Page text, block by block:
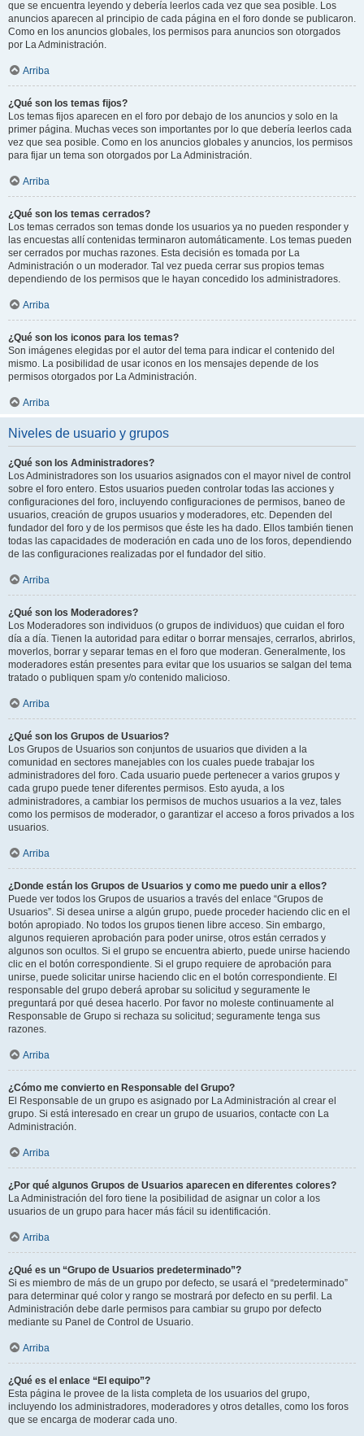
que se encuentra leyendo y debería leerlos cada vez que sea posible. Los
anuncios aparecen al principio de cada página en el foro donde se publicaron.
Como en los anuncios globales, los permisos para anuncios son otorgados
por La Administración.
Arriba
¿Qué son los temas fijos?
Los temas fijos aparecen en el foro por debajo de los anuncios y solo en la
primer página. Muchas veces son importantes por lo que debería leerlos cada
vez que sea posible. Como en los anuncios globales y anuncios, los permisos
para fijar un tema son otorgados por La Administración.
Arriba
¿Qué son los temas cerrados?
Los temas cerrados son temas donde los usuarios ya no pueden responder y
las encuestas allí contenidas terminaron automáticamente. Los temas pueden
ser cerrados por muchas razones. Esta decisión es tomada por La
Administración o un moderador. Tal vez pueda cerrar sus propios temas
dependiendo de los permisos que le hayan concedido los administradores.
Arriba
¿Qué son los iconos para los temas?
Son imágenes elegidas por el autor del tema para indicar el contenido del
mismo. La posibilidad de usar iconos en los mensajes depende de los
permisos otorgados por La Administración.
Arriba
Niveles de usuario y grupos
¿Qué son los Administradores?
Los Administradores son los usuarios asignados con el mayor nivel de control
sobre el foro entero. Estos usuarios pueden controlar todas las acciones y
configuraciones del foro, incluyendo configuraciones de permisos, baneo de
usuarios, creación de grupos usuarios y moderadores, etc. Dependen del
fundador del foro y de los permisos que éste les ha dado. Ellos también tienen
todas las capacidades de moderación en cada uno de los foros, dependiendo
de las configuraciones realizadas por el fundador del sitio.
Arriba
¿Qué son los Moderadores?
Los Moderadores son individuos (o grupos de individuos) que cuidan el foro
día a día. Tienen la autoridad para editar o borrar mensajes, cerrarlos, abrirlos,
moverlos, borrar y separar temas en el foro que moderan. Generalmente, los
moderadores están presentes para evitar que los usuarios se salgan del tema
tratado o publiquen spam y/o contenido malicioso.
Arriba
¿Qué son los Grupos de Usuarios?
Los Grupos de Usuarios son conjuntos de usuarios que dividen a la
comunidad en sectores manejables con los cuales puede trabajar los
administradores del foro. Cada usuario puede pertenecer a varios grupos y
cada grupo puede tener diferentes permisos. Esto ayuda, a los
administradores, a cambiar los permisos de muchos usuarios a la vez, tales
como los permisos de moderador, o garantizar el acceso a foros privados a los
usuarios.
Arriba
¿Donde están los Grupos de Usuarios y como me puedo unir a ellos?
Puede ver todos los Grupos de usuarios a través del enlace “Grupos de
Usuarios”. Si desea unirse a algún grupo, puede proceder haciendo clic en el
botón apropiado. No todos los grupos tienen libre acceso. Sin embargo,
algunos requieren aprobación para poder unirse, otros están cerrados y
algunos son ocultos. Si el grupo se encuentra abierto, puede unirse haciendo
clic en el botón correspondiente. Si el grupo requiere de aprobación para
unirse, puede solicitar unirse haciendo clic en el botón correspondiente. El
responsable del grupo deberá aprobar su solicitud y seguramente le
preguntará por qué desea hacerlo. Por favor no moleste continuamente al
Responsable de Grupo si rechaza su solicitud; seguramente tenga sus
razones.
Arriba
¿Cómo me convierto en Responsable del Grupo?
El Responsable de un grupo es asignado por La Administración al crear el
grupo. Si está interesado en crear un grupo de usuarios, contacte con La
Administración.
Arriba
¿Por qué algunos Grupos de Usuarios aparecen en diferentes colores?
La Administración del foro tiene la posibilidad de asignar un color a los
usuarios de un grupo para hacer más fácil su identificación.
Arriba
¿Qué es un “Grupo de Usuarios predeterminado”?
Si es miembro de más de un grupo por defecto, se usará el “predeterminado”
para determinar qué color y rango se mostrará por defecto en su perfil. La
Administración debe darle permisos para cambiar su grupo por defecto
mediante su Panel de Control de Usuario.
Arriba
¿Qué es el enlace “El equipo”?
Esta página le provee de la lista completa de los usuarios del grupo,
incluyendo los administradores, moderadores y otros detalles, como los foros
que se encarga de moderar cada uno.